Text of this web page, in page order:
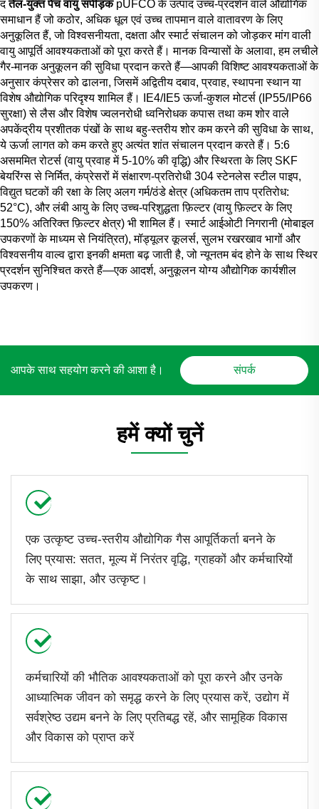
दतेल-युक्त पेंच वायु संपीड़क pUFCO के उत्पाद उच्च-प्रदर्शन वाले औद्योगिक
समाधान हैं जो कठोर, अधिक धूल एवं उच्च तापमान वाले वातावरण के लिए
अनुकूलित हैं, जो विश्वसनीयता, दक्षता और स्मार्ट संचालन को जोड़कर मांग वाली
वायु आपूर्ति आवश्यकताओं को पूरा करते हैं। मानक विन्यासों के अलावा, हम लचीले
गैर-मानक अनुकूलन की सुविधा प्रदान करते हैं—आपकी विशिष्ट आवश्यकताओं के
अनुसार कंप्रेसर को ढालना, जिसमें अद्वितीय दबाव, प्रवाह, स्थापना स्थान या
विशेष औद्योगिक परिदृश्य शामिल हैं। IE4/IE5 ऊर्जा-कुशल मोटर्स (IP55/IP66
सुरक्षा) से लैस और विशेष ज्वलनरोधी ध्वनिरोधक कपास तथा कम शोर वाले
अपकेंद्रीय प्रशीतक पंखों के साथ बहु-स्तरीय शोर कम करने की सुविधा के साथ,
ये ऊर्जा लागत को कम करते हुए अत्यंत शांत संचालन प्रदान करते हैं। 5:6
असममित रोटर्स (वायु प्रवाह में 5-10% की वृद्धि) और स्थिरता के लिए SKF
बेयरिंग्स से निर्मित, कंप्रेसरों में संक्षारण-प्रतिरोधी 304 स्टेनलेस स्टील पाइप,
विद्युत घटकों की रक्षा के लिए अलग गर्म/ठंडे क्षेत्र (अधिकतम ताप प्रतिरोध:
52°C), और लंबी आयु के लिए उच्च-परिशुद्धता फ़िल्टर (वायु फ़िल्टर के लिए
150% अतिरिक्त फ़िल्टर क्षेत्र) भी शामिल हैं। स्मार्ट आईओटी निगरानी (मोबाइल
उपकरणों के माध्यम से नियंत्रित), मॉड्यूलर कूलर्स, सुलभ रखरखाव भागों और
विश्वसनीय वाल्व द्वारा इनकी क्षमता बढ़ जाती है, जो न्यूनतम बंद होने के साथ स्थिर
प्रदर्शन सुनिश्चित करते हैं—एक आदर्श, अनुकूलन योग्य औद्योगिक कार्यशील
उपकरण।
आपके साथ सहयोग करने की आशा है। संपर्क
हमें क्यों चुनें
एक उत्कृष्ट उच्च-स्तरीय औद्योगिक गैस आपूर्तिकर्ता बनने के
लिए प्रयास: सतत, मूल्य में निरंतर वृद्धि, ग्राहकों और कर्मचारियों
के साथ साझा, और उत्कृष्ट।
कर्मचारियों की भौतिक आवश्यकताओं को पूरा करने और उनके
आध्यात्मिक जीवन को समृद्ध करने के लिए प्रयास करें, उद्योग में
सर्वश्रेष्ठ उद्यम बनने के लिए प्रतिबद्ध रहें, और सामूहिक विकास
और विकास को प्राप्त करें